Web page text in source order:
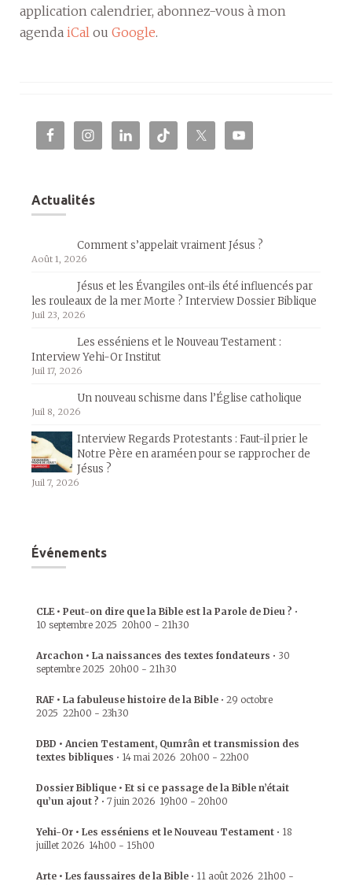
application calendrier, abonnez-vous à mon
agenda iCal ou Google.
Actualités
Comment s’appelait vraiment Jésus ?
Août 1, 2026
Jésus et les Évangiles ont-ils été influencés par
les rouleaux de la mer Morte ? Interview Dossier Biblique
Juil 23, 2026
Les esséniens et le Nouveau Testament :
Interview Yehi-Or Institut
Juil 17, 2026
Un nouveau schisme dans l’Église catholique
Juil 8, 2026
Interview Regards Protestants : Faut-il prier le
Notre Père en araméen pour se rapprocher de
Jésus ?
Juil 7, 2026
Événements
CLE • Peut-on dire que la Bible est la Parole de Dieu ? •
10 septembre 2025 20h00 - 21h30
Arcachon • La naissances des textes fondateurs • 30
septembre 2025 20h00 - 21h30
RAF • La fabuleuse histoire de la Bible • 29 octobre
2025 22h00 - 23h30
DBD • Ancien Testament, Qumrân et transmission des
textes bibliques • 14 mai 2026 20h00 - 22h00
Dossier Biblique • Et si ce passage de la Bible n’était
qu’un ajout ? • 7 juin 2026 19h00 - 20h00
Yehi-Or • Les esséniens et le Nouveau Testament • 18
juillet 2026 14h00 - 15h00
Arte • Les faussaires de la Bible • 11 août 2026 21h00 -